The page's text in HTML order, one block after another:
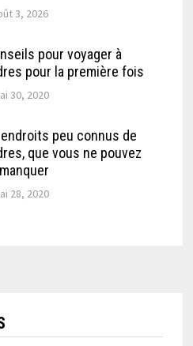
3, 2026
pour voyager à
pour la première fois
30, 2020
peu connus de
que vous ne pouvez
28, 2020